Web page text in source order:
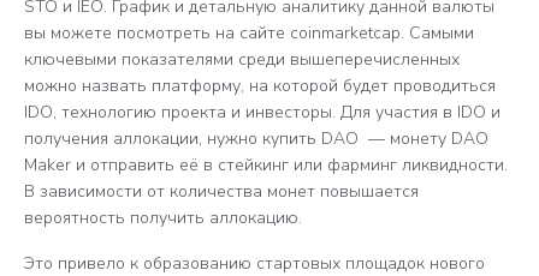
STO и IEO. График и детальную аналитику данной валюты
вы можете посмотреть на сайте coinmarketcap. Самыми
ключевыми показателями среди вышеперечисленных
можно назвать платформу, на которой будет проводиться
IDO, технологию проекта и инвесторы. Для участия в IDO и
получения аллокации, нужно купить DAO — монету DAO
Maker и отправить её в стейкинг или фарминг ликвидности.
В зависимости от количества монет повышается
вероятность получить аллокацию.
Это привело к образованию стартовых площадок нового